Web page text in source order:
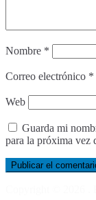
Nombre *
Correo electrónico *
Web
Guarda mi
para la próxima vez